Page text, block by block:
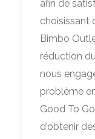
afin de
choisissant
Bimbo
réduction
nous
problème
Good To
d'obtenir